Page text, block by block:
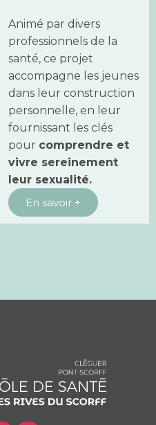
Animé par divers
professionnels de la
santé, ce projet
accompagne les jeunes
dans leur construction
personnelle, en leur
fournissant les clés
pour comprendre et
vivre sereinement
leur sexualité.
En savoir +